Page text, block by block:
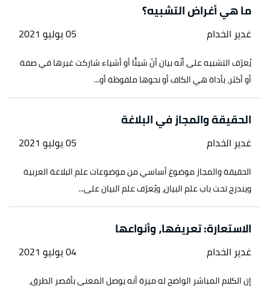
ما هي أغراض التشبيه؟
غدير الخدام 05 يوليو 2021
يُعرّف التشبيه على أنّه بيان أنّ شيئًا أو أشياء شاركت غيرها في صفة
أو أكثر، بأداة هي الكاف أو نحوها ملفوظة أو...
الحقيقة والمجاز في البلاغة
غدير الخدام 05 يوليو 2021
الحقيقة والمجاز موضوع أساسي من موضوعات علم البلاغة العربية
ويندرج تحت باب علم البيان، ويُعرّف علم البيان على...
الاستعارة: تعريفها، وأنواعها
غدير الخدام 04 يوليو 2021
إن الكلام المباشر الواضح له ميزة أنه يوصل المعنى بأقصر الطرق،